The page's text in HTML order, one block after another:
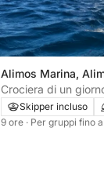
Alimos Marina,
Crociera di un
ateniese
Skipper incluso
9 ore · Per gruppi fino